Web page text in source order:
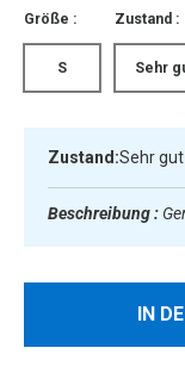
Größe :
S
Zustand :
Sehr
Zustand:Sehr gut
Beschreibung :
IN